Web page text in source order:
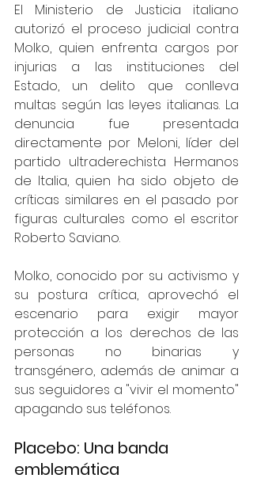
El Ministerio de Justicia italiano
autorizó el proceso judicial contra
Molko, quien enfrenta cargos por
injurias a las instituciones del
Estado, un delito que conlleva
multas según las leyes italianas. La
denuncia fue presentada
directamente por Meloni, líder del
partido ultraderechista Hermanos
de Italia, quien ha sido objeto de
críticas similares en el pasado por
figuras culturales como el escritor
Roberto Saviano.
Molko, conocido por su activismo y
su postura crítica, aprovechó el
escenario para exigir mayor
protección a los derechos de las
personas no binarias y
transgénero, además de animar a
sus seguidores a "vivir el momento"
apagando sus teléfonos.
Placebo: Una banda
emblemática